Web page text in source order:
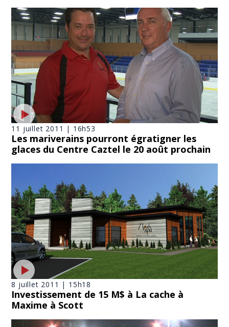
11 juillet 2011 | 16h53
Les mariverains pourront égratigner les
glaces du Centre Caztel le 20 août prochain
8 juillet 2011 | 15h18
Investissement de 15 M$ à La cache à
Maxime à Scott